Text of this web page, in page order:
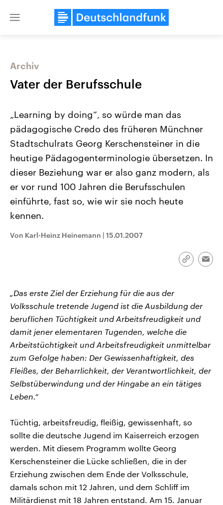
Close
Landtagswahl Sachsen-Anhalt
Alle Informationen
Sachsen-Anhalt wählt am 6.
September 2026 einen neuen
Landtag. Seit 2021 wird das
Bundesland von einer Koalition aus
Umfragen, Prognosen,
USA
Aktuelle Beiträge,
Hintergründe
Wirtschaftlich und
gehören die Vereinigten
Archiv
Vater der Berufsschule
„Learning by doing“, so würde man das
pädagogische Credo des früheren Münchner
Stadtschulrats Georg Kerschensteiner in die
heutige Pädagogenterminologie übersetzen. In
dieser Beziehung war er also ganz modern, als
er vor rund 100 Jahren die Berufsschulen
einführte, fast so, wie wir sie noch heute
kennen.
Von Karl-Heinz Heinemann | 15.01.2007
Link
„Das erste Ziel der Erziehung für die aus der
Volksschule tretende Jugend ist die Ausbildung der
beruflichen Tüchtigkeit und Arbeitsfreudigkeit und
damit jener elementaren Tugenden, welche die
Arbeitstüchtigkeit und Arbeitsfreudigkeit unmittelbar
zum Gefolge haben: Der Gewissenhaftigkeit, des
Fleißes, der Beharrlichkeit, der Verantwortlichkeit, der
Selbstüberwindung und der Hingabe an ein tätiges
Leben.“
Tüchtig, arbeitsfreudig, fleißig, gewissenhaft, so
sollte die deutsche Jugend im Kaiserreich erzogen
werden. Mit diesem Programm wollte Georg
Kerschensteiner die Lücke schließen, die in der
Erziehung zwischen dem Ende der Volksschule,
damals schon mit 12 Jahren, und dem Schliff im
Militärdienst mit 18 Jahren entstand. Am 15. Januar